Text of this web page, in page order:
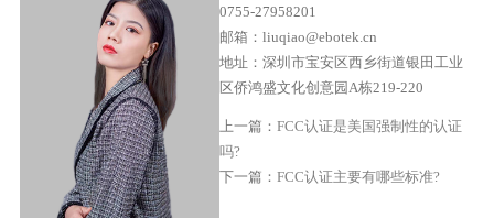
0755-27958201
邮箱：liuqiao@ebotek.cn
地址：深圳市宝安区西乡街道银田工业
区侨鸿盛文化创意园A栋219-220
上一篇：FCC认证是美国强制性的认证
吗?
下一篇：FCC认证主要有哪些标准?